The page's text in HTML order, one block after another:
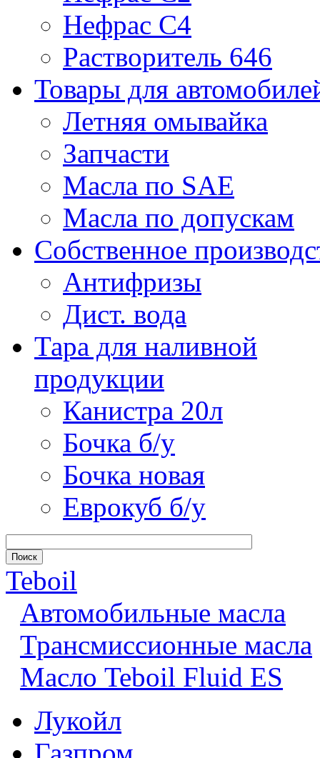
Нефрас С4
Растворитель 646
Товары для
Летняя омывайка
Запчасти
Масла по SAE
Масла по допускам
Собственное
Антифризы
Дист. вода
Тара для наливной
продукции
Канистра 20л
Бочка б/у
Бочка новая
Еврокуб б/у
Teboil
Автомобильные масла
Трансмиссионные масла
Масло Teboil Fluid ES
Лукойл